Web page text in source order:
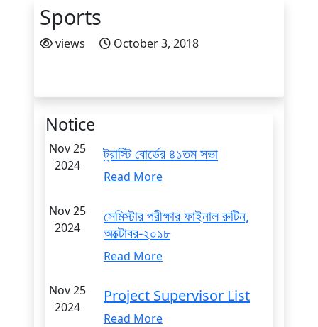
Sports
views October 3, 2018
Notice
Nov 25
2024
ট্রাস্টি বোর্ডের ৪১তম সভা
Read More
Nov 25
2024
সেমিস্টার পরীক্ষার ফাইনাল রুটিন,
অক্টোবর-২০১৮
Read More
Nov 25
2024
Project Supervisor List
Read More